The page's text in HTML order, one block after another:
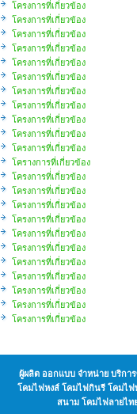
โครงการที่เกี่ยวข้อง
โครงการที่เกี่ยวข้อง
โครงการที่เกี่ยวข้อง
โครงการที่เกี่ยวข้อง
โครงการที่เกี่ยวข้อง
โครงการที่เกี่ยวข้อง
โครงการที่เกี่ยวข้อง
โครงการที่เกี่ยวข้อง
โครงการที่เกี่ยวข้อง
โครงการที่เกี่ยวข้อง
โครงการที่เกี่ยวข้อง
โครางการที่เกี่ยวข้อง
โครงการที่่เกี่ยวข้อง
โครงการที่เกี่ยวข้อง
โครงการที่เกี่ยวข้อง
โครงการที่เกี่ยวข้อง
โครงการที่เกี่ยวข้อง
โครงการที่เกี่ยวข้อง
โครงการที่เกี่ยวข้อง
โครงการที่เกี่ยวข้อง
โครงการที่เกี่ยวข้อง
โครงการที่เกี่ยวข้อง
โครงการที่เกี่ยวข้อง
ผู้ผลิต ออกแบบ จำหน่าย บริกา
โคมไฟหงส์ โคมไฟกินรี โคมไ
สนาม โคมไฟลายไท